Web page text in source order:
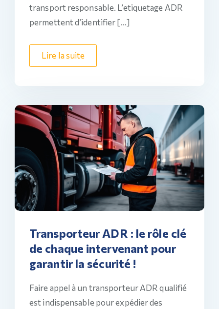
transport responsable. L’etiquetage ADR
permettent d’identifier […]
Lire la suite
Transporteur ADR : le rôle clé
de chaque intervenant pour
garantir la sécurité !
Faire appel à un transporteur ADR qualifié
est indispensable pour expédier des